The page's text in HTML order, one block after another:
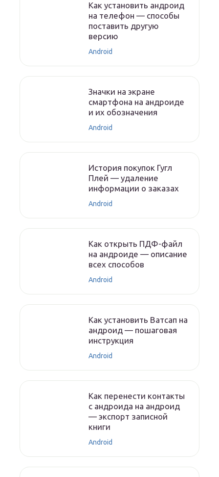
Как установить андроид
на телефон — способы
поставить другую
версию
Android
Значки на экране
смартфона на андроиде
и их обозначения
Android
История покупок Гугл
Плей — удаление
информации о заказах
Android
Как открыть ПДФ-файл
на андроиде — описание
всех способов
Android
Как установить Ватсап на
андроид — пошаговая
инструкция
Android
Как перенести контакты
с андроида на андроид
— экспорт записной
книги
Android